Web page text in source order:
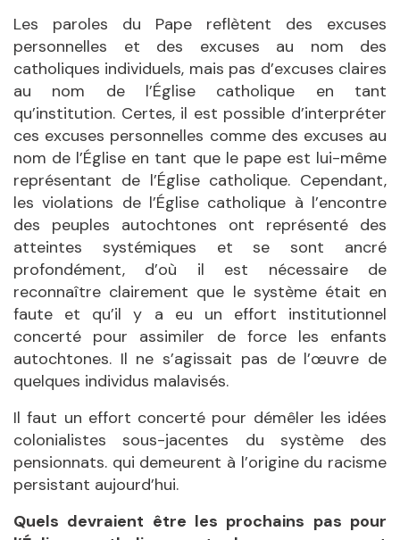
Les paroles du Pape reflètent des excuses
personnelles et des excuses au nom des
catholiques individuels, mais pas d’excuses claires
au nom de l’Église catholique en tant
qu’institution. Certes, il est possible d’interpréter
ces excuses personnelles comme des excuses au
nom de l’Église en tant que le pape est lui-même
représentant de l’Église catholique. Cependant,
les violations de l’Église catholique à l’encontre
des peuples autochtones ont représenté des
atteintes systémiques et se sont ancré
profondément, d’où il est nécessaire de
reconnaître clairement que le système était en
faute et qu’il y a eu un effort institutionnel
concerté pour assimiler de force les enfants
autochtones. Il ne s’agissait pas de l’œuvre de
quelques individus malavisés.
Il faut un effort concerté pour démêler les idées
colonialistes sous-jacentes du système des
pensionnats. qui demeurent à l’origine du racisme
persistant aujourd’hui.
Quels devraient être les prochains pas pour